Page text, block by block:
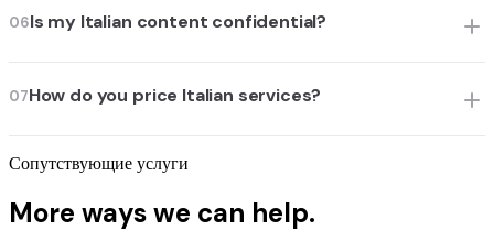
06Is my Italian content confidential?
07How do you price Italian services?
Сопутствующие услуги
More ways we can help.